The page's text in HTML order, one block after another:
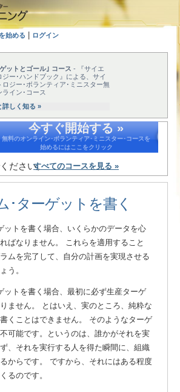
始める ログイン
ットとゴール｣ コース - 『サイエ
ジー･ハンドブック』による、サイ
ロジー･ボランティア･ミニスター無
ライン･コース
詳しく知る »
今すぐ開始する »
無料のオンライン･ボランティア･ミニスター･コースを
始めるにはここをクリック
すべてのコースを見る »
ださい。
･ターゲットを書く
ットを書く場合、いくらかのデータを心
ばなりません。 これらを適用すること
ムを完了して、自分の計画を実現させる
う。
ットを書く場合、最初に必ず生産ターゲ
ません。 とはいえ、実のところ、純粋な
くことはできません。 そのようなターゲ
可能です。というのは、誰かがそれを実
、それを実行する人を得た瞬間に、組織
からです。 ですから、それにはある程度
るのです。